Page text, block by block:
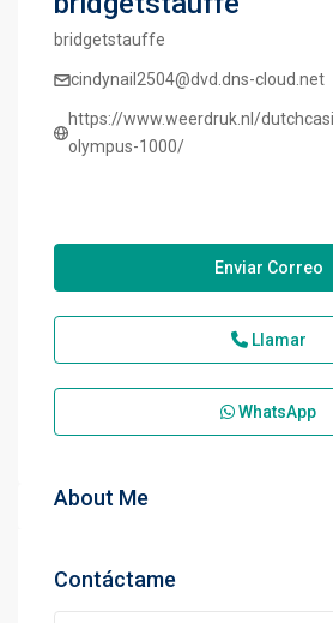
bridgetstauffe
cindynail2504@dvd.dns-cloud.net
https://www.weerdruk.nl/
olympus-1000/
Enviar Correo
Llamar
WhatsApp
About Me
Contáctame